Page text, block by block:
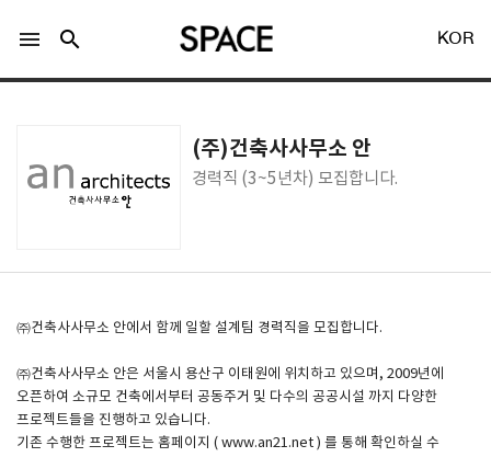
Facebook 로그인
Twitter 로그인
Naver 로그인
menu search KOR
(주)건축사사무소 안
경력직 (3~5년차) 모집합니다.
㈜건축사사무소 안에서 함께 일할 설계팀 경력직을 모집합니다.
㈜건축사사무소 안은 서울시 용산구 이태원에 위치하고 있으며, 2009년에
오픈하여 소규모 건축에서부터 공동주거 및 다수의 공공시설 까지 다양한
프로젝트들을 진행하고 있습니다.
기존 수행한 프로젝트는 홈페이지 ( www.an21.net ) 를 통해 확인하실 수